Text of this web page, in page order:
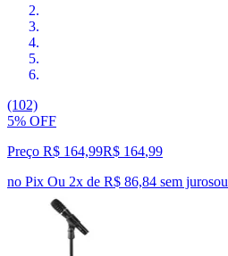
(102)
5% OFF
Preço R$ 164,99R$ 164,99
no Pix Ou 2x de R$ 86,84 sem jurosou